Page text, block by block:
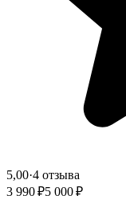
5,00·4 отзыва
3 990 ₽5 000 ₽